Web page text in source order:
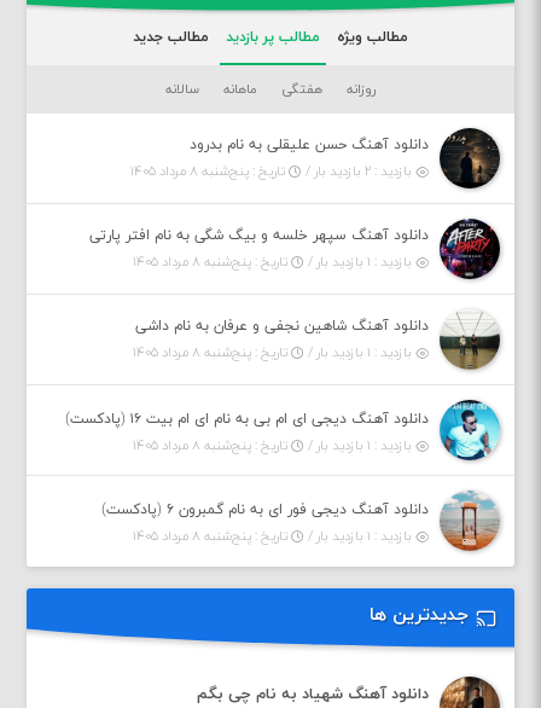
مطالب ویژه مطالب پر بازدید مطالب جدید
روزانه هفتگی ماهانه سالانه
دانلود آهنگ حسن علیقلی به نام بدرود
بازدید : ۲ بازدید بار /
تاریخ : پنج‌شنبه ۸ مرداد ۱۴۰۵
دانلود آهنگ سپهر خلسه و بیگ شگی به نام افتر پارتی
بازدید : ۱ بازدید بار /
تاریخ : پنج‌شنبه ۸ مرداد ۱۴۰۵
دانلود آهنگ شاهین نجفی و عرفان به نام داشی
بازدید : ۱ بازدید بار /
تاریخ : پنج‌شنبه ۸ مرداد ۱۴۰۵
دانلود آهنگ دیجی ای ام بی به نام ای ام بیت ۱۶ (پادکست)
بازدید : ۱ بازدید بار /
تاریخ : پنج‌شنبه ۸ مرداد ۱۴۰۵
دانلود آهنگ دیجی فور ای به نام گمبرون ۶ (پادکست)
بازدید : ۱ بازدید بار /
تاریخ : پنج‌شنبه ۸ مرداد ۱۴۰۵
جدیدترین ها
دانلود آهنگ شهیاد به نام چی بگم